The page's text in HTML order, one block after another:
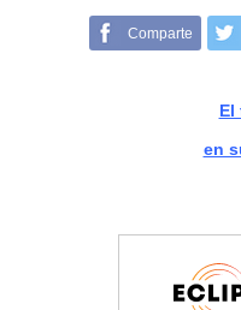
Comparte
El
en